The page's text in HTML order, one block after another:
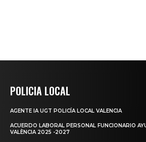
POLICIA LOCAL
AGENTE IA UGT POLICÍA LOCAL VALENCIA
ACUERDO LABORAL PERSONAL FUNCIONARIO
VALÈNCIA 2025 -2027